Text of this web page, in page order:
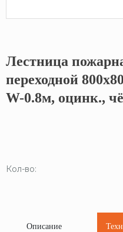
Кликните, чтобы
Лестница
переходной
W-0.8м, оцинк.,
Кол-во:
Описание